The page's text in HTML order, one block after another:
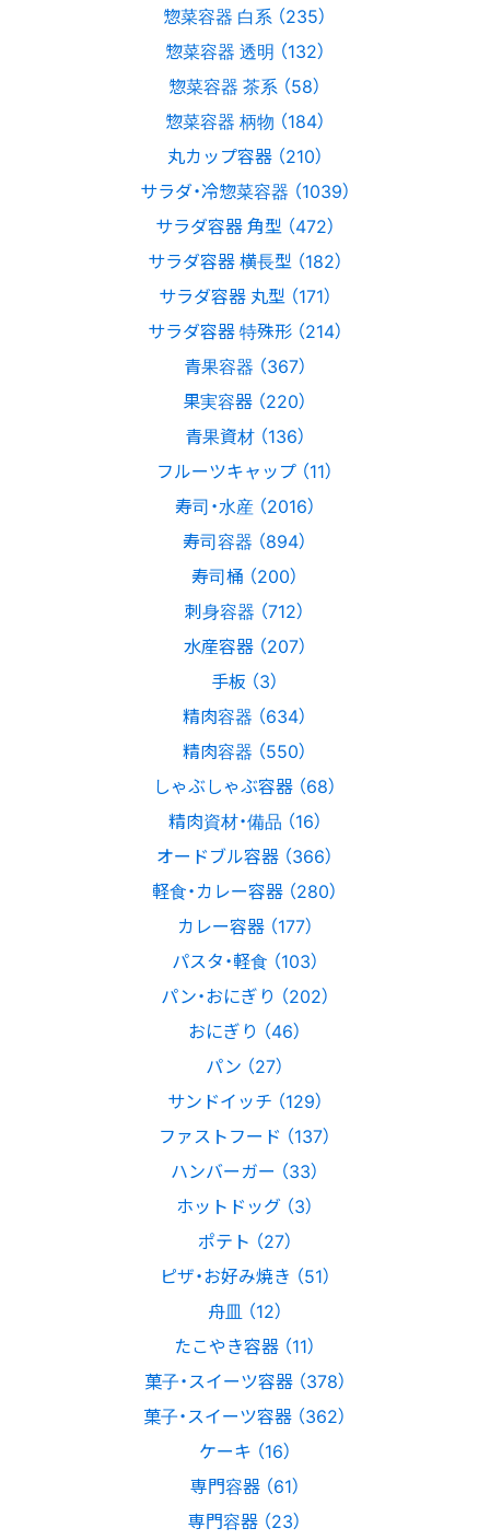
惣菜容器 白系 （235）
惣菜容器 透明 （132）
惣菜容器 茶系 （58）
惣菜容器 柄物 （184）
丸カップ容器 （210）
サラダ・冷惣菜容器 （1039）
サラダ容器 角型 （472）
サラダ容器 横長型 （182）
サラダ容器 丸型 （171）
サラダ容器 特殊形 （214）
青果容器 （367）
果実容器 （220）
青果資材 （136）
フルーツキャップ （11）
寿司・水産 （2016）
寿司容器 （894）
寿司桶 （200）
刺身容器 （712）
水産容器 （207）
手板 （3）
精肉容器 （634）
精肉容器 （550）
しゃぶしゃぶ容器 （68）
精肉資材・備品 （16）
オードブル容器 （366）
軽食・カレー容器 （280）
カレー容器 （177）
パスタ・軽食 （103）
パン・おにぎり （202）
おにぎり （46）
パン （27）
サンドイッチ （129）
ファストフード （137）
ハンバーガー （33）
ホットドッグ （3）
ポテト （27）
ピザ・お好み焼き （51）
舟皿 （12）
たこやき容器 （11）
菓子・スイーツ容器 （378）
菓子・スイーツ容器 （362）
ケーキ （16）
専門容器 （61）
専門容器 （23）